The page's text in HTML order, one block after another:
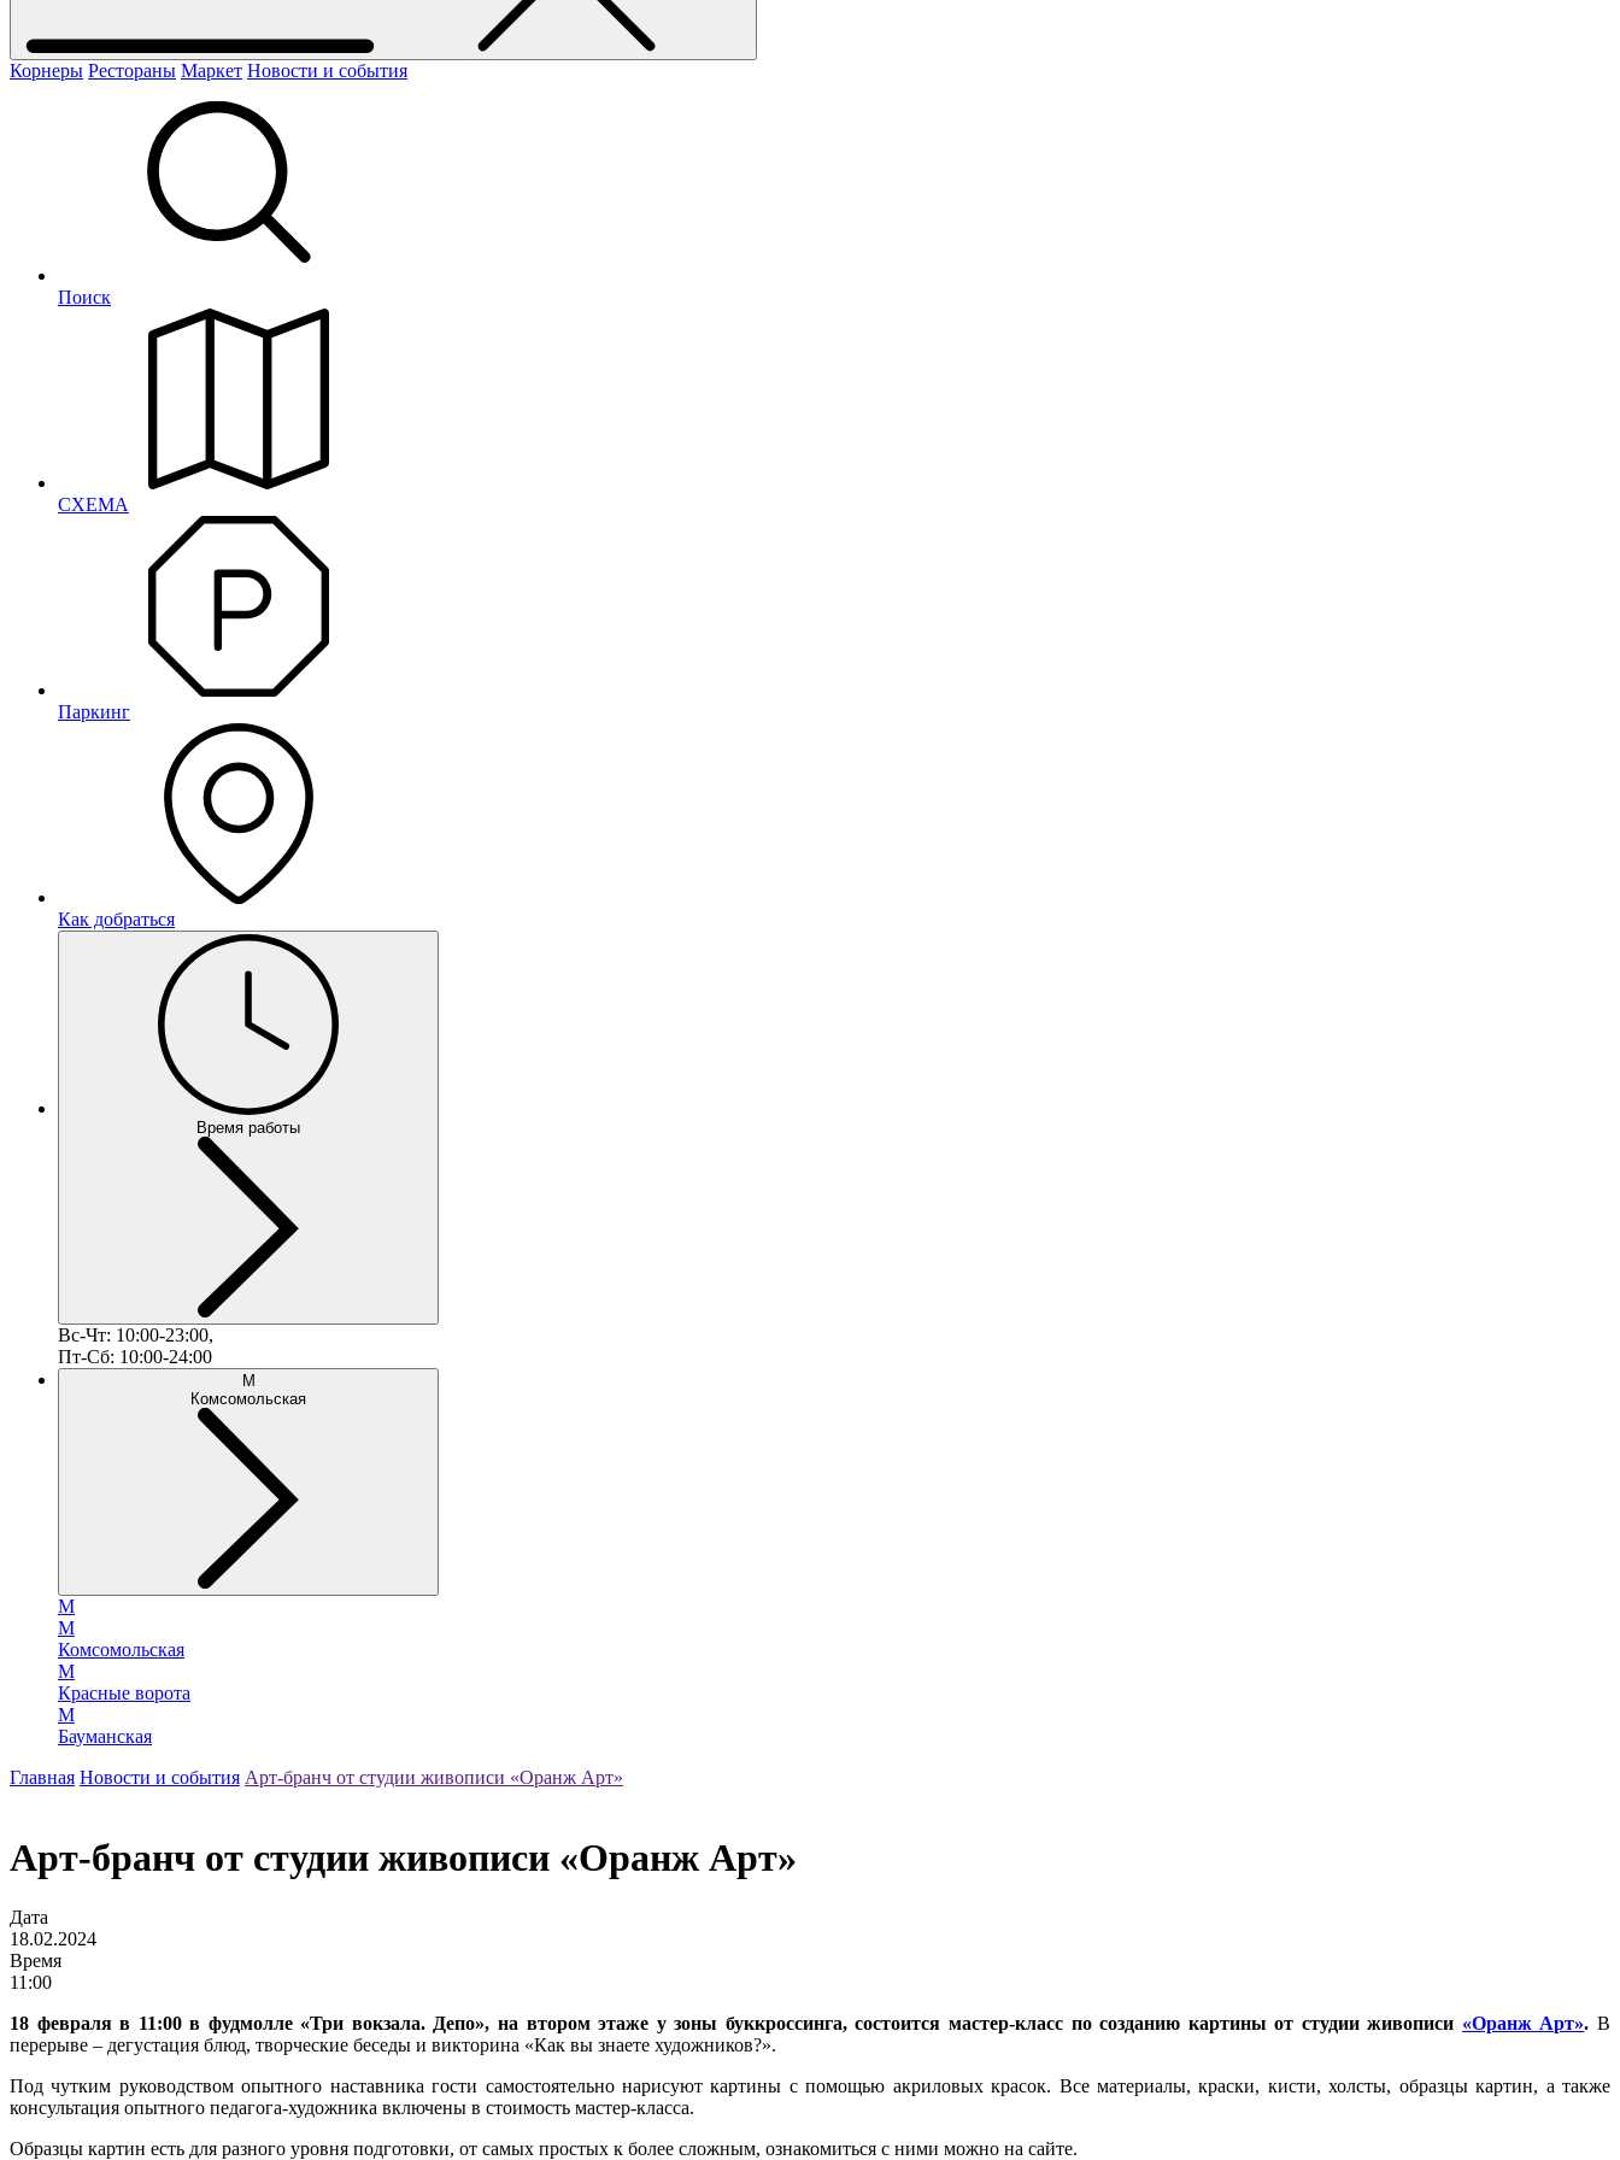
Корнеры Рестораны Маркет Новости и события
Поиск
СХЕМА
Паркинг
Как добраться
Время работы
Вс-Чт: 10:00-23:00,
Пт-Сб: 10:00-24:00
М
Комсомольская
М
М
Комсомольская
М
Красные ворота
М
Бауманская
Главная Новости и события Арт-бранч от студии живописи «Оранж Арт»
Арт-бранч от студии живописи «Оранж Арт»
Дата
18.02.2024
Время
11:00
18 февраля в 11:00 в фудмолле «Три вокзала. Депо», на втором этаже у зоны буккроссинга, состоится мастер-класс по созданию картины от студии живописи «Оранж Арт».В
перерыве – дегустация блюд, творческие беседы и викторина «Как вы знаете художников?».
Под чутким руководством опытного наставника гости самостоятельно нарисуют картины с помощью акриловых красок. Все материалы, краски, кисти, холсты, образцы картин, а также
консультация опытного педагога-художника включены в стоимость мастер-класса.
Образцы картин есть для разного уровня подготовки, от самых простых к более сложным, ознакомиться с ними можно на сайте.